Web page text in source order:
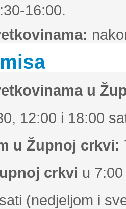
16:00.
u
12:00 i 18:00
u Župnoj crkvi:
crkvi u
(nedjeljom i